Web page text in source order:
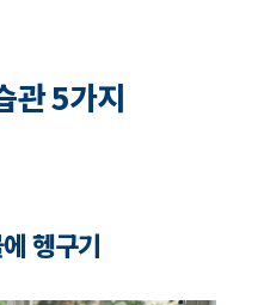
관 5가지
헹구기